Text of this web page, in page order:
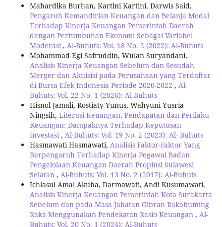
Mahardika Burhan, Kartini Kartini, Darwis Said,
Pengaruh Kemandirian Keuangan dan Belanja Modal
Terhadap Kinerja Keuangan Pemerintah Daerah
dengan Pertumbuhan Ekonomi Sebagai Variabel
Moderasi , Al-Buhuts: Vol. 18 No. 2 (2022): Al-Buhuts
Mohammad Egi Safruddin, Wulan Suryandani,
Analisis Kinerja Keuangan Sebelum dan Sesudah
Merger dan Akuisisi pada Perusahaan yang Terdaftar
di Bursa Efek Indonesia Periode 2020-2022 , Al-
Buhuts: Vol. 22 No. 1 (2026): Al-Buhuts
Hisnol Jamali, Rostiaty Yunus, Wahyuni Yusria
Ningsih, Literasi Keuangan, Pendapatan dan Perilaku
Keuangan: Dampaknya Terhadap Keputusan
Investasi , Al-Buhuts: Vol. 19 No. 2 (2023): Al- Buhuts
Hasmawati Hasmawati, Analisis Faktor-Faktor Yang
Berpengaruh Terhadap Kinerja Pegawai Badan
Pengelolaan Keuangan Daerah Propinsi Sulawesi
Selatan , Al-Buhuts: Vol. 13 No. 2 (2017): Al-Buhuts
Ichlasul Amal Akuba, Darmawati, Andi Kusumawati,
Analisis Kinerja Keuangan Pemerintah Kota Surakarta
Sebelum dan pada Masa Jabatan Gibran Rakabuming
Raka Menggunakan Pendekatan Rasio Keuangan , Al-
Buhuts: Vol. 20 No. 1 (2024): Al-Buhuts